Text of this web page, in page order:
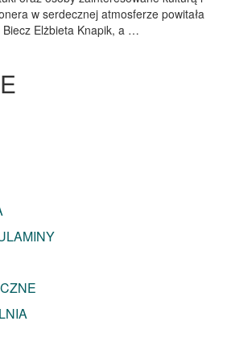
w serdecznej atmosferze powitała
Elżbieta Knapik, a …